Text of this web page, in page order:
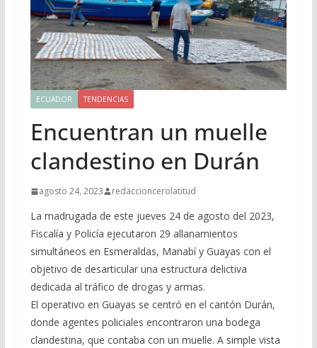
ECUADOR TENDENCIAS
Encuentran un muelle
clandestino en Durán
agosto 24, 2023 redaccioncerolatitud
La madrugada de este jueves 24 de agosto del 2023,
Fiscalía y Policía ejecutaron 29 allanamientos
simultáneos en Esmeraldas, Manabí y Guayas con el
objetivo de desarticular una estructura delictiva
dedicada al tráfico de drogas y armas.
El operativo en Guayas se centró en el cantón Durán,
donde agentes policiales encontraron una bodega
clandestina, que contaba con un muelle. A simple vista